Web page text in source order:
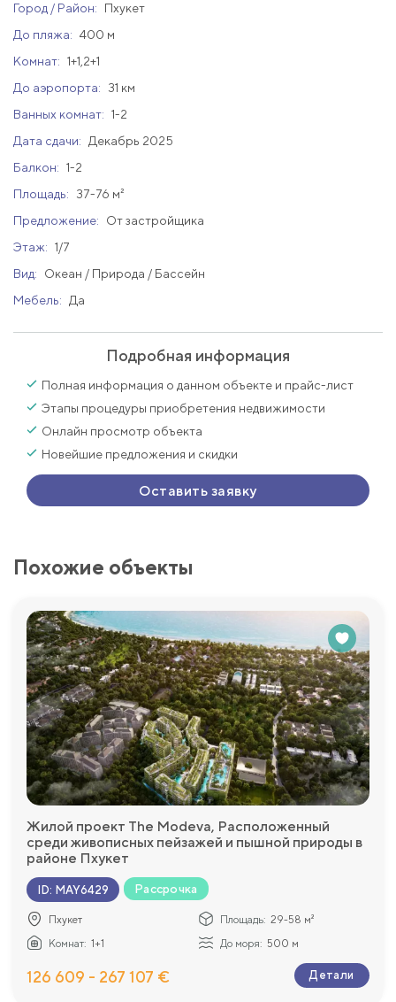
Город / Район:
Пхукет
До пляжа: 400 м
Комнат: 1+1,2+1
До аэропорта:
31 км
Ванных комнат: 1-2
Дата сдачи:
Декабрь 2025
Балкон: 1-2
Площадь:
37-76 м²
Предложение:
От застройщика
Этаж: 1/7
Вид:
Океан / Природа / Бассейн
Мебель:
Да
Подробная информация
Полная информация о данном объекте и прайс-лист
Этапы процедуры приобретения недвижимости
Онлайн просмотр объекта
Новейшие предложения и скидки
Оставить заявку
Похожие объекты
Жилой проект The Modeva, Расположенный
среди живописных пейзажей и пышной природы в
районе Пхукет
ID: MAY6429 Рассрочка
Пхукет Площадь: 29-58 м²
Комнат: 1+1 До моря: 500 м
126 609 - 267 107 € Детали